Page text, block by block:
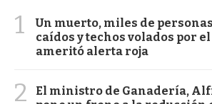
1
Un muerto, miles de
caídos y techos volados por
ameritó alerta roja
2
El ministro de Ganadería,